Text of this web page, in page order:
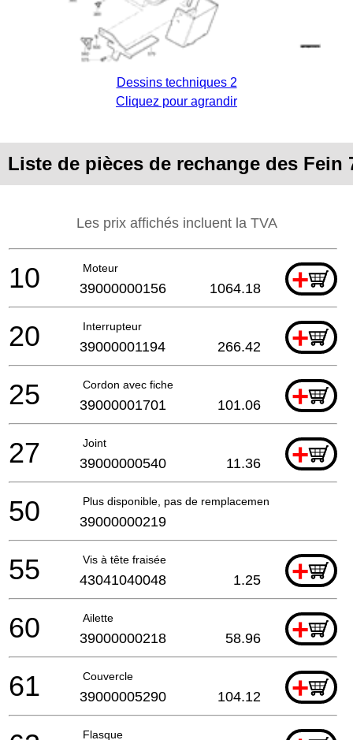
Dessins techniques 2
Cliquez pour agrandir
Liste de pièces de rechange des Fein
Les prix affichés incluent la TVA
Moteur +
10 39000000156 1064.18
Interrupteur +
20 39000001194 266.42
Cordon avec fiche +
25 39000001701 101.06
Joint +
27 39000000540 11.36
Plus disponible, pas de remplacement
50 39000000219
Vis à tête fraisée +
55 43041040048 1.25
Ailette +
60 39000000218 58.96
Couvercle +
61 39000005290 104.12
Flasque